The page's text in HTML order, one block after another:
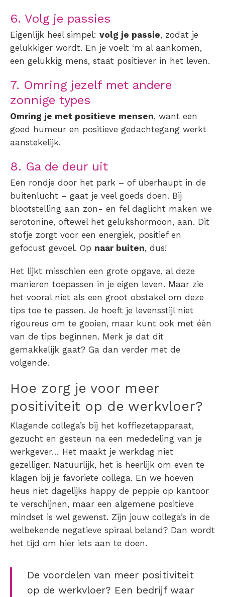
6. Volg je passies
Eigenlijk heel simpel: volg je passie, zodat je
gelukkiger wordt. En je voelt ‘m al aankomen,
een gelukkig mens, staat positiever in het leven.
7. Omring jezelf met andere
zonnige types
Omring je met positieve mensen, want een
goed humeur en positieve gedachtegang werkt
aanstekelijk.
8. Ga de deur uit
Een rondje door het park – of überhaupt in de
buitenlucht – gaat je veel goeds doen. Bij
blootstelling aan zon- en fel daglicht maken we
serotonine, oftewel het gelukshormoon, aan. Dit
stofje zorgt voor een energiek, positief en
gefocust gevoel. Op naar buiten, dus!
Het lijkt misschien een grote opgave, al deze
manieren toepassen in je eigen leven. Maar zie
het vooral niet als een groot obstakel om deze
tips toe te passen. Je hoeft je levensstijl niet
rigoureus om te gooien, maar kunt ook met één
van de tips beginnen. Merk je dat dit
gemakkelijk gaat? Ga dan verder met de
volgende.
Hoe zorg je voor meer
positiviteit op de werkvloer?
Klagende collega’s bij het koffiezetapparaat,
gezucht en gesteun na een mededeling van je
werkgever… Het maakt je werkdag niet
gezelliger. Natuurlijk, het is heerlijk om even te
klagen bij je favoriete collega. En we hoeven
heus niet dagelijks happy de peppie op kantoor
te verschijnen, maar een algemene positieve
mindset is wel gewenst. Zijn jouw collega’s in de
welbekende negatieve spiraal beland? Dan wordt
het tijd om hier iets aan te doen.
De voordelen van meer positiviteit
op de werkvloer? Een bedrijf waar